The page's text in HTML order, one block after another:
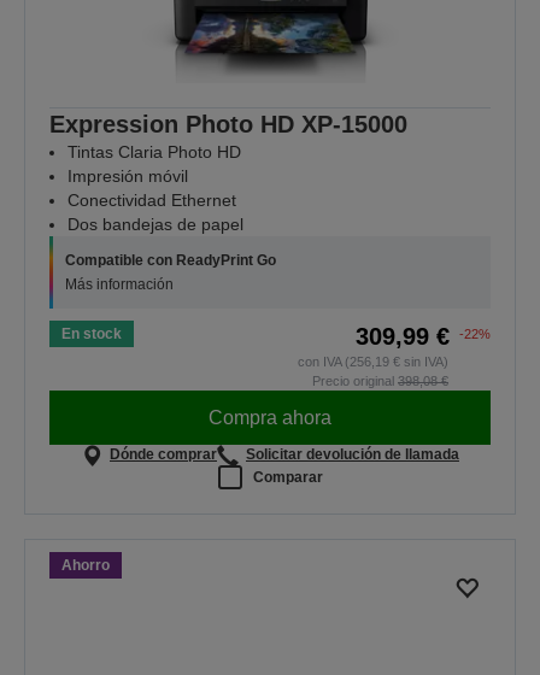
Expression Photo HD XP-15000
Tintas Claria Photo HD
Impresión móvil
Conectividad Ethernet
Dos bandejas de papel
Compatible con ReadyPrint Go
Más información
En stock 309,99 €
-22%
con IVA (256,19 € sin IVA)
Precio original 398,08 €
Compra ahora
Dónde comprar
Solicitar devolución de llamada
Comparar
Ahorro